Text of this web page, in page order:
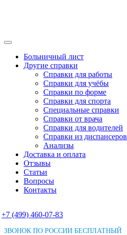
Больничный лист
Другие справки
Справки для работы
Справки для учёбы
Справки по форме
Справки для спорта
Специальные справки
Справки от врача
Справки для водителей
Справки из диспансеров
Анализы
Доставка и оплата
Отзывы
Статьи
Вопросы
Контакты
+7 (499) 460-07-83
ЗВОНОК ПО РОССИИ БЕСПЛАТНЫЙ